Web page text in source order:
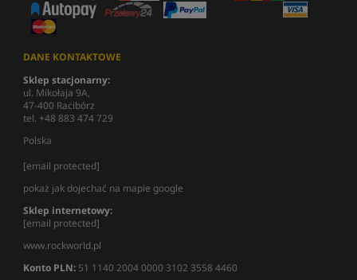
DANE KONTAKTOWE
Sklep stacjonarny:
ul. Mikołaja 9A,
47-400 Racibórz
tel. +48 883 474 729
Polska
[email protected]
pokaż jak dojechać na mapie google
Sklep internetowy:
[email protected]
www.rockworld.pl
Konto PLN: 51 1140 2004 0000 3102 3558 4460